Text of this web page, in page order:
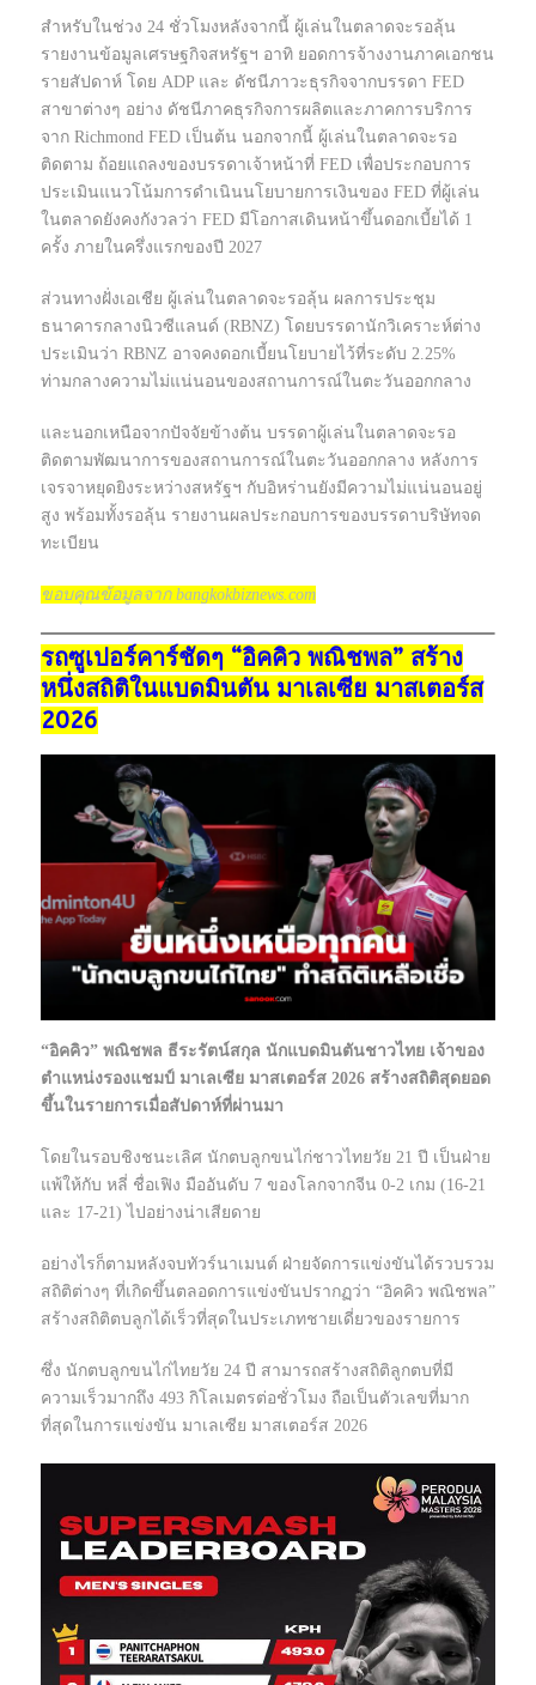
สำหรับในช่วง 24 ชั่วโมงหลังจากนี้ ผู้เล่นในตลาดจะรอลุ้น
รายงานข้อมูลเศรษฐกิจสหรัฐฯ อาทิ ยอดการจ้างงานภาคเอกชน
รายสัปดาห์ โดย ADP และ ดัชนีภาวะธุรกิจจากบรรดา FED
สาขาต่างๆ อย่าง ดัชนีภาคธุรกิจการผลิตและภาคการบริการ
จาก Richmond FED เป็นต้น นอกจากนี้ ผู้เล่นในตลาดจะรอ
ติดตาม ถ้อยแถลงของบรรดาเจ้าหน้าที่ FED เพื่อประกอบการ
ประเมินแนวโน้มการดำเนินนโยบายการเงินของ FED ที่ผู้เล่น
ในตลาดยังคงกังวลว่า FED มีโอกาสเดินหน้าขึ้นดอกเบี้ยได้ 1
ครั้ง ภายในครึ่งแรกของปี 2027
ส่วนทางฝั่งเอเชีย ผู้เล่นในตลาดจะรอลุ้น ผลการประชุม
ธนาคารกลางนิวซีแลนด์ (RBNZ) โดยบรรดานักวิเคราะห์ต่าง
ประเมินว่า RBNZ อาจคงดอกเบี้ยนโยบายไว้ที่ระดับ 2.25%
ท่ามกลางความไม่แน่นอนของสถานการณ์ในตะวันออกกลาง
และนอกเหนือจากปัจจัยข้างต้น บรรดาผู้เล่นในตลาดจะรอ
ติดตามพัฒนาการของสถานการณ์ในตะวันออกกลาง หลังการ
เจรจาหยุดยิงระหว่างสหรัฐฯ กับอิหร่านยังมีความไม่แน่นอนอยู่
สูง พร้อมทั้งรอลุ้น รายงานผลประกอบการของบรรดาบริษัทจด
ทะเบียน
ขอบคุณข้อมูลจาก bangkokbiznews.com
รถซูเปอร์คาร์ชัดๆ “อิคคิว พณิชพล” สร้าง
หนึ่งสถิติในแบดมินตัน มาเลเซีย มาสเตอร์ส
2026
“อิคคิว” พณิชพล ธีระรัตน์สกุล นักแบดมินตันชาวไทย เจ้าของ
ตำแหน่งรองแชมป์ มาเลเซีย มาสเตอร์ส 2026 สร้างสถิติสุดยอด
ขึ้นในรายการเมื่อสัปดาห์ที่ผ่านมา
โดยในรอบชิงชนะเลิศ นักตบลูกขนไก่ชาวไทยวัย 21 ปี เป็นฝ่าย
แพ้ให้กับ หลี่ ชื่อเฟิง มืออันดับ 7 ของโลกจากจีน 0-2 เกม (16-21
และ 17-21) ไปอย่างน่าเสียดาย
อย่างไรก็ตามหลังจบทัวร์นาเมนต์ ฝ่ายจัดการแข่งขันได้รวบรวม
สถิติต่างๆ ที่เกิดขึ้นตลอดการแข่งขันปรากฏว่า “อิคคิว พณิชพล”
สร้างสถิติตบลูกได้เร็วที่สุดในประเภทชายเดี่ยวของรายการ
ซึ่ง นักตบลูกขนไก่ไทยวัย 24 ปี สามารถสร้างสถิติลูกตบที่มี
ความเร็วมากถึง 493 กิโลเมตรต่อชั่วโมง ถือเป็นตัวเลขที่มาก
ที่สุดในการแข่งขัน มาเลเซีย มาสเตอร์ส 2026